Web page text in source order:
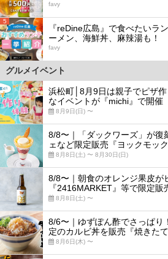
favy
5
『reDine広島』で食べたいラ
ーメン、海鮮丼、麻辣湯も！
favy
グルメイベント
浜松町│8月9日は親子でピザ
なイベントが『michi』で開催
8月9日(日) 〜
8/8〜｜「ダックワーズ」が復
ェなど限定販売『ヨックモック
8月8日(土) 〜 8月30日(日)
8/8〜｜朝食のオレンジ果皮が
『2416MARKET』等で限定販
8月8日(土) 〜
8/6〜｜ゆずぽん酢でさっぱり
定のカルビ丼を販売『焼きたて
8月6日(木) 〜